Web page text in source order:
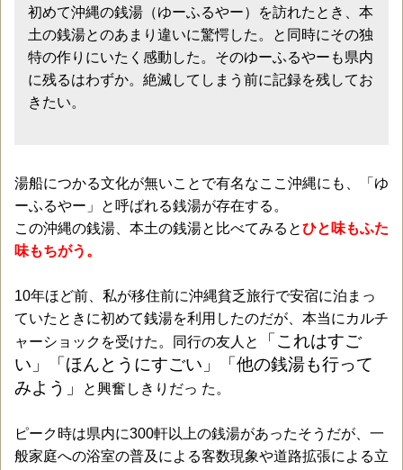
初めて沖縄の銭湯（ゆーふるやー）を訪れたとき、本
土の銭湯とのあまり違いに驚愕した。と同時にその独
特の作りにいたく感動した。そのゆーふるやーも県内
に残るはわずか。絶滅してしまう前に記録を残してお
きたい。
湯船につかる文化が無いことで有名なここ沖縄にも、「ゆ
ーふるやー」と呼ばれる銭湯が存在する。
この沖縄の銭湯、本土の銭湯と比べてみるとひと味もふた
味もちがう。
10年ほど前、私が移住前に沖縄貧乏旅行で安宿に泊まっ
ていたときに初めて銭湯を利用したのだが、本当にカルチ
ャーショックを受けた。同行の友人と
「これはすご
い」「ほんとうにすごい」「他の銭湯も行って
みよう」
と興奮しきりだっ た。
ピーク時は県内に300軒以上の銭湯があったそうだが、一
般家庭への浴室の普及による客数現象や道路拡張による立